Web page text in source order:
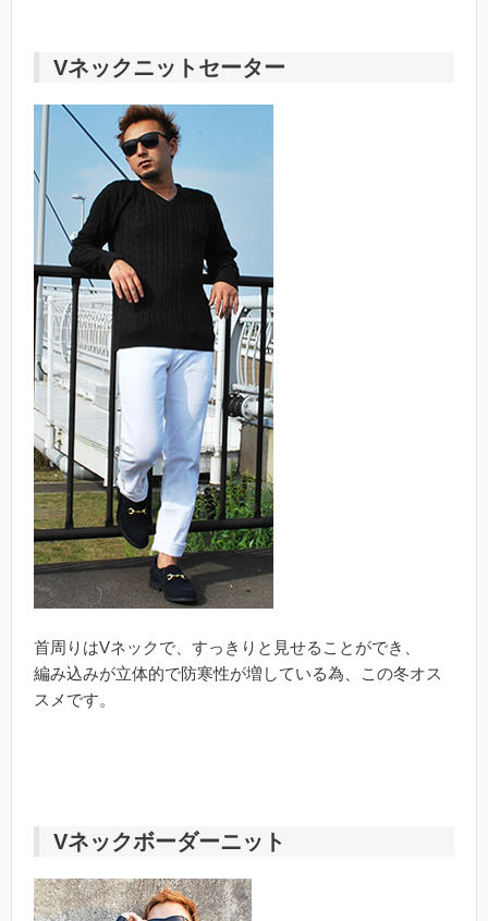
Vネックニットセーター
首周りはVネックで、すっきりと見せることができ、
編み込みが立体的で防寒性が増している為、この冬オス
スメです。
Vネックボーダーニット